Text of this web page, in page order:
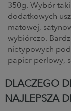
350g. Wybór
dodatkowych
matowej,
wybiórczo.
nietypowych
papier perłowy,
DLACZEGO
NAJLEPSZA